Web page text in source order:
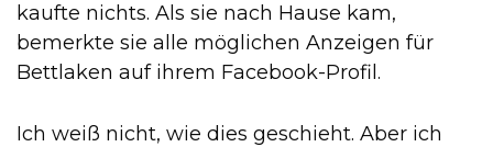
kaufte nichts. Als sie nach Hause kam,
bemerkte sie alle möglichen Anzeigen für
Bettlaken auf ihrem Facebook-Profil.
Ich weiß nicht, wie dies geschieht. Aber ich